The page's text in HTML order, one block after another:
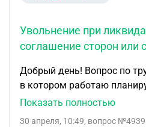
Увольнение при
соглашение сторон или
Добрый день! Вопрос по
в котором работаю
прислали уведомление и
Показать полностью
30 апреля, 10:49, вопрос